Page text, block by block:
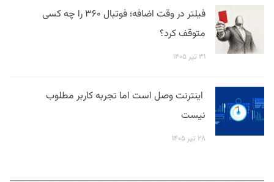
فیلتر در وقت اضافه؛ فوتبال ۳۶۰ را چه کسی
متوقف کرد؟
۳۱ تیر ۱۴۰۵
اینترنت وصل است اما تجربه کاربر مطلوب
نیست
۲۸ تیر ۱۴۰۵